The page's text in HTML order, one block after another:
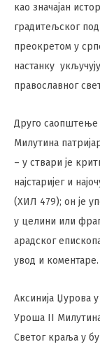
као значајан
градитељског
преокретом у
настанку
православног
Друго саопштење
Милутина
– у ствари је
најстаријег и
(ХИЛ 479); он је
у целини или
арадског
увод и коментаре.
Аксинија Џурова
Уроша II Милутина
Светог краља у